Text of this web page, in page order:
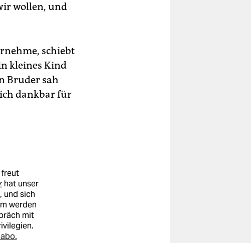
wollen, und
schiebt
kleines Kind
Bruder sah
dankbar für
freut
hat unser
und sich
werden
mit